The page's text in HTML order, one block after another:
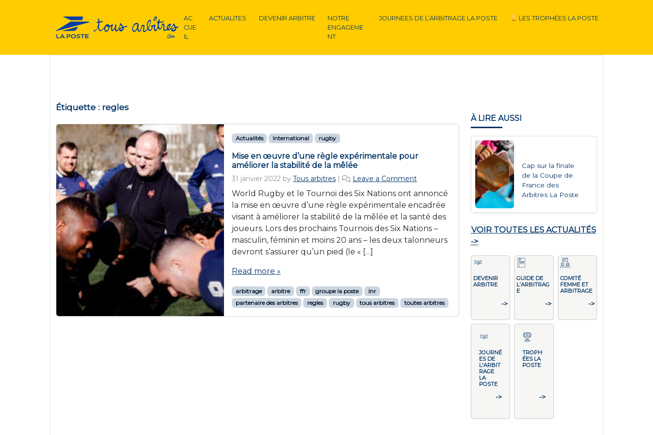
AC
CUE
IL
ACTUALITES DEVENIR ARBITRE
NOTRE
ENGAGEME
NT
JOURNEES DE L’ARBITRAGE LA POSTE LES TROPHÉES LA POSTE
Étiquette : regles
Actualités International rugby
Mise en œuvre d’une règle expérimentale pour
améliorer la stabilité de la mêlée
31 janvier 2022by Tous arbitres | Leave a Comment
World Rugby et le Tournoi des Six Nations ont annoncé
la mise en œuvre d’une règle expérimentale encadrée
visant à améliorer la stabilité de la mêlée et la santé des
joueurs. Lors des prochains Tournois des Six Nations –
masculin, féminin et moins 20 ans – les deux talonneurs
devront s’assurer qu’un pied (le « […]
Read more »
arbitrage arbitre ffr groupe la poste
lnr
partenaire des arbitres
regles rugby tous arbitres toutes arbitres
À LIRE AUSSI
Cap sur la finale
de la Coupe de
France des
Arbitres La Poste
VOIR TOUTES LES ACTUALITÉS
->
DEVENIR
ARBITRE
->
GUIDE DE
L'ARBITRAG
E
->
COMITÉ
FEMME ET
ARBITRAGE
->
JOURNÉ
ES DE
L'ARBIT
RAGE
LA
POSTE
->
TROPH
ÉES LA
POSTE
->